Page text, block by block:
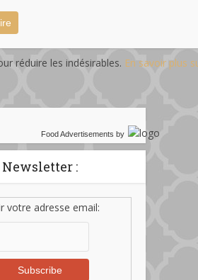
réduire les indésirables. En savoir plus
Food Advertisements by
Newsletter :
votre adresse email: